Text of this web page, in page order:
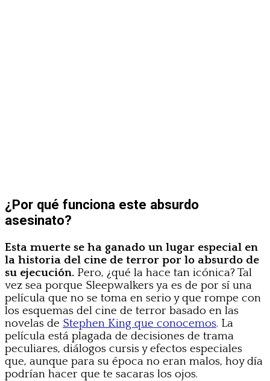
¿Por qué funciona este absurdo
asesinato?
Esta muerte se ha ganado un lugar especial en
la historia del cine de terror por lo absurdo de
su ejecución. Pero, ¿qué la hace tan icónica? Tal
vez sea porque Sleepwalkers ya es de por sí una
película que no se toma en serio y que rompe con
los esquemas del cine de terror basado en las
novelas de Stephen King que conocemos. La
película está plagada de decisiones de trama
peculiares, diálogos cursis y efectos especiales
que, aunque para su época no eran malos, hoy día
podrían hacer que te sacaras los ojos.